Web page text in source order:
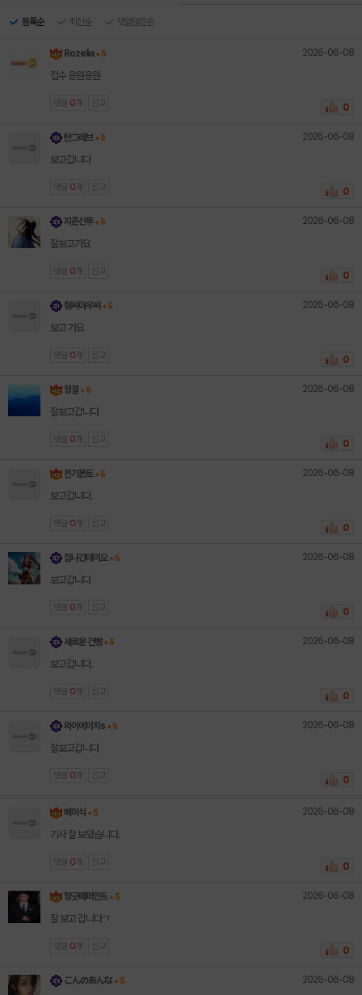
등록순 최신순 댓글많은순
Rozelia + 5 2026-06-08
접수 응원응원
댓글 0 개 신고 0
탄그레브 + 5 2026-06-08
보고갑니다
댓글 0 개 신고 0
지존신투 + 5 2026-06-08
잘보고가요
댓글 0 개 신고 0
형씨아우씨 + 5 2026-06-08
보고 가요
댓글 0 개 신고 0
청결 + 5 2026-06-08
잘보고갑니다
댓글 0 개 신고 0
전기폰트 + 5 2026-06-08
보고갑니다.
댓글 0 개 신고 0
집나간테이오 + 5 2026-06-08
보고갑니다
댓글 0 개 신고 0
새로운 건빵 + 5 2026-06-08
보고갑니다.
댓글 0 개 신고 0
와이에이치s + 5 2026-06-08
잘보고갑니다
댓글 0 개 신고 0
베이식 + 5 2026-06-08
기사 잘 보았습니다.
댓글 0 개 신고 0
향긋페퍼민트 + 5 2026-06-08
잘 보고 갑니다ㄱ
댓글 0 개 신고 0
こんのあんな + 5 2026-06-08